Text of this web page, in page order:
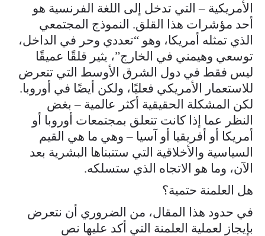
الأمريكية – التي تدخل إلى اللغة الفرنسية هو
أحد مؤشرات هذا القلق. النموذج المجتمعي
الذي تمثله أمريكا، وهو “تعددي وحر في الداخل،
توسعي وهيمني في الخارج”، يثير قلقًا عميقًا
ليس فقط في دول الشرق الأوسط التي تتعرض
للاستعمار الأمريكي فعليًا، ولكن أيضًا في أوروبا.
لكن المشكلة الحقيقية أكثر عالمية – بغض
النظر عما إذا كانت تتعلق بمجتمعات أوروبا أو
أمريكا أو أفريقيا أو آسيا – وهي ما هي القيم
السياسية والأخلاقية التي ستتبناها البشرية بعد
الآن، وما هو الاتجاه الذي ستسلكه.
هل العلمنة حتمية؟
في حدود هذا المقال، من الضروري أن نتعرض
بإيجاز لعملية العلمنة التي أكد عليها نص